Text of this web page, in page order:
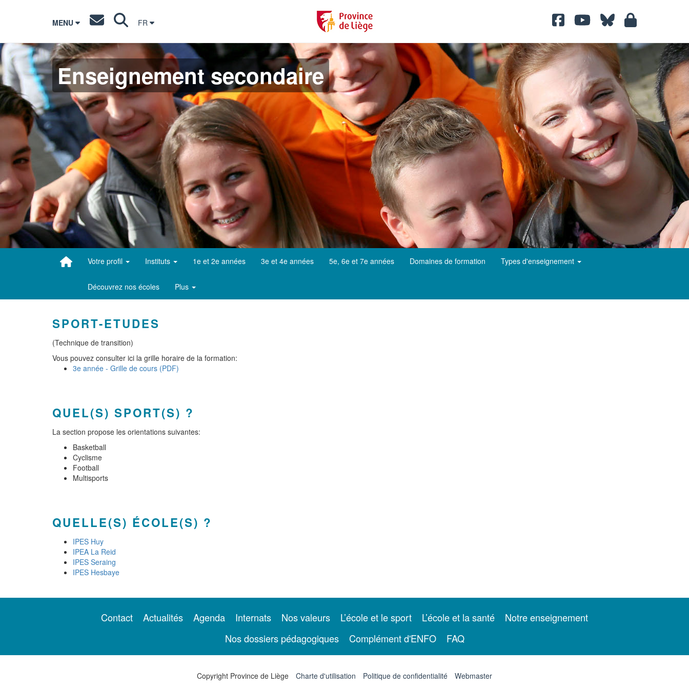
MENU FR
Enseignement secondaire
Votre profil Instituts 1e et 2e années 3e et 4e années 5e, 6e et 7e années Domaines de formation Types d'enseignement
Découvrez nos écoles Plus
SPORT-ETUDES
(Technique de transition)
Vous pouvez consulter ici la grille horaire de la formation:
3e année - Grille de cours (PDF)
QUEL(S) SPORT(S) ?
La section propose les orientations suivantes:
Basketball
Cyclisme
Football
Multisports
QUELLE(S) ÉCOLE(S) ?
IPES Huy
IPEA La Reid
IPES Seraing
IPES Hesbaye
Contact Actualités Agenda Internats Nos valeurs L’école et le sport L’école et la santé
Notre enseignement
Nos dossiers pédagogiques
Complément d'ENFO FAQ
Copyright Province de Liège Charte d'utilisation Politique de confidentialité Webmaster